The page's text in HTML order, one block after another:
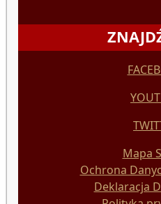
Mapa
Ochrona
Deklaracja